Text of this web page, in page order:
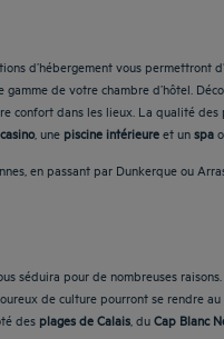
d’hébergement vous
gamme de votre chambre d’hôtel.
confort dans les lieux. La qualité
casino, une piscine intérieureet unspa
en passant par Dunkerque ou
séduira pour de nombreuses
de culture pourront se rendre au
des plages de Calais, duCap Blanc